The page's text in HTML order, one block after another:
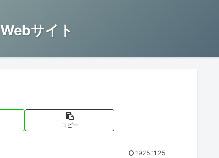
サイト
コピー
1925.11.25